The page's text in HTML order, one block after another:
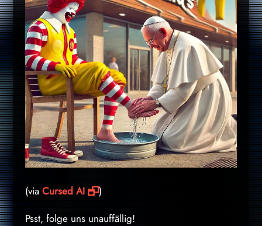
(via Cursed AI
)
Psst, folge uns unauffällig!